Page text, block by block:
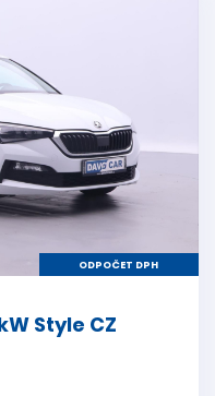
ODPOČET DPH
Style CZ